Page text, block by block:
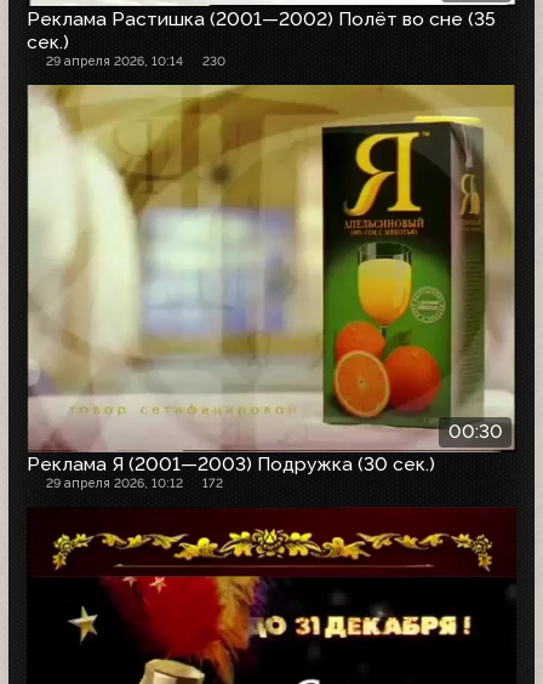
Реклама Растишка (2001—2002) Полёт во сне (35
сек.)
29 апреля 2026, 10:14 230
00:30
Реклама Я (2001—2003) Подружка (30 сек.)
29 апреля 2026, 10:12 172